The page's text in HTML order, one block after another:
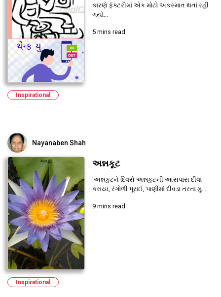
કારણે ફૅક્ટરીમાં એક મોટો અકસ્માત થતાં રહી
ગયો...
5 mins read
Inspirational
Nayanaben Shah
અન્નકૂટ
'અન્નકુટને દિવસે અન્નકુટની આસપાસ દીવા
કરાયા, રંગોળી પૂરાઈ, પાણીમાં દીવડા તરતા મુ...
9 mins read
Inspirational